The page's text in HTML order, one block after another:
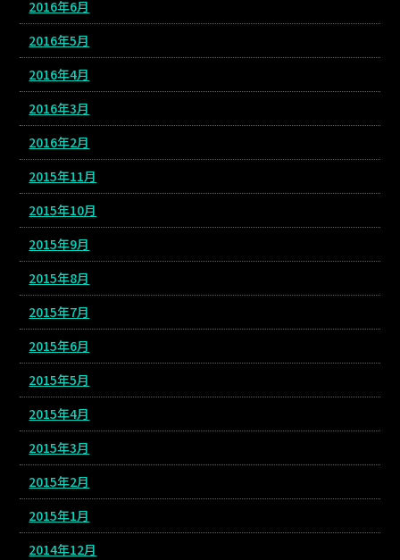
2016年6月
2016年5月
2016年4月
2016年3月
2016年2月
2015年11月
2015年10月
2015年9月
2015年8月
2015年7月
2015年6月
2015年5月
2015年4月
2015年3月
2015年2月
2015年1月
2014年12月